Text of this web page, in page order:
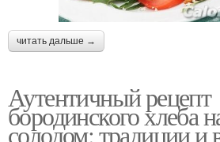
читать дальше →
Аутентичный рецепт
бородинского хлеба
солодом: традиции и